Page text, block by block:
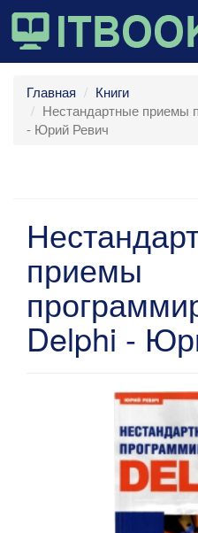
Главная
Книги
Нестандартные приемы
- Юрий Ревич
приемы
Delphi -